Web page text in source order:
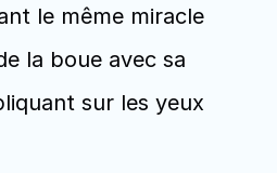
le même miracle
la boue avec sa
sur les yeux